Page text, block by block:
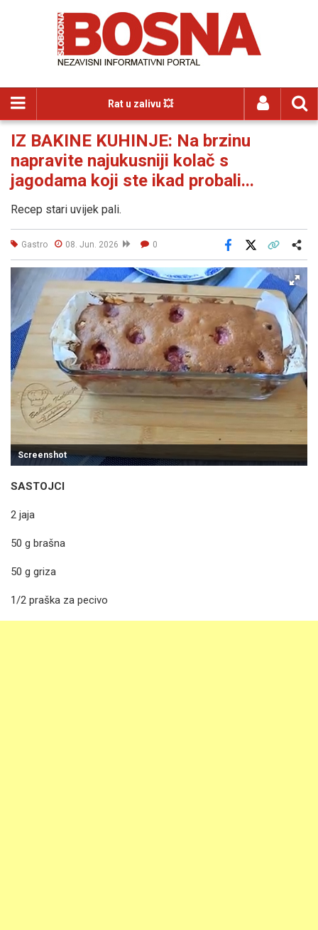
Rat u zalivu 💥
IZ BAKINE KUHINJE: Na brzinu
napravite najukusniji kolač s
jagodama koji ste ikad probali...
Recep stari uvijek pali.
Gastro 08. Jun. 2026 0
Facebook
Screenshot
SASTOJCI
2 jaja
50 g brašna
50 g griza
1/2 praška za pecivo